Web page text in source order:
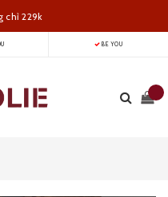
chỉ 229k
BE YOU